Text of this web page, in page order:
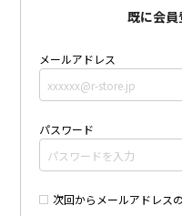
既に会
メールアドレス
パスワード
次回からメールアドレス